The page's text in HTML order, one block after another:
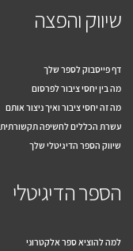
שיווק והפצה
דף פייסבוק לספר שלך
מה בין יחסי ציבור לפרסום
מה זה יחסי ציבור ואיך ניצור אותם
עשרת הכללים לחשיפה תקשורתית
שיווק הספר הדיגיטלי שלך
הספר הדיגיטלי
למה להוציא ספר אלקטרוני